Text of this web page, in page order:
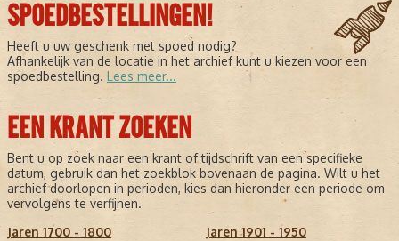
SPOEDBESTELLINGEN!
Heeft u uw geschenk met spoed nodig?
Afhankelijk van de locatie in het archief kunt u kiezen voor een
spoedbestelling. Lees meer...
EEN KRANT ZOEKEN
Bent u op zoek naar een krant of tijdschrift van een specifieke
datum, gebruik dan het zoekblok bovenaan de pagina. Wilt u het
archief doorlopen in perioden, kies dan hieronder een periode om
vervolgens te verfijnen.
Jaren 1700 - 1800
Jaren 1901 - 1950